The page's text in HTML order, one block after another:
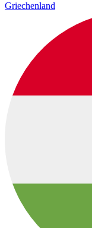
Griechenland